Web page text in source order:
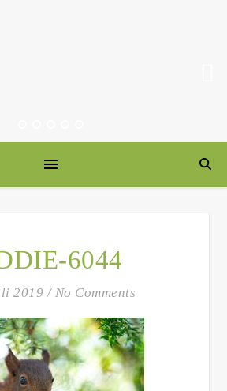
6044
2019 / No Comments